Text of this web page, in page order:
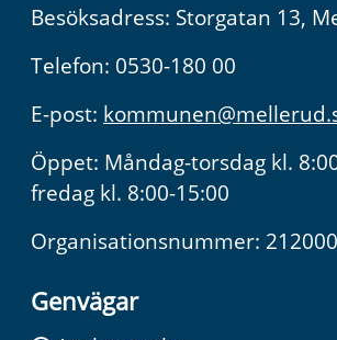
Besöksadress: Storgatan 13,
Telefon: 0530-180 00
E-post:
Öppet: Måndag-torsdag kl.
fredag kl. 8:00-15:00
Organisationsnummer:
Genvägar